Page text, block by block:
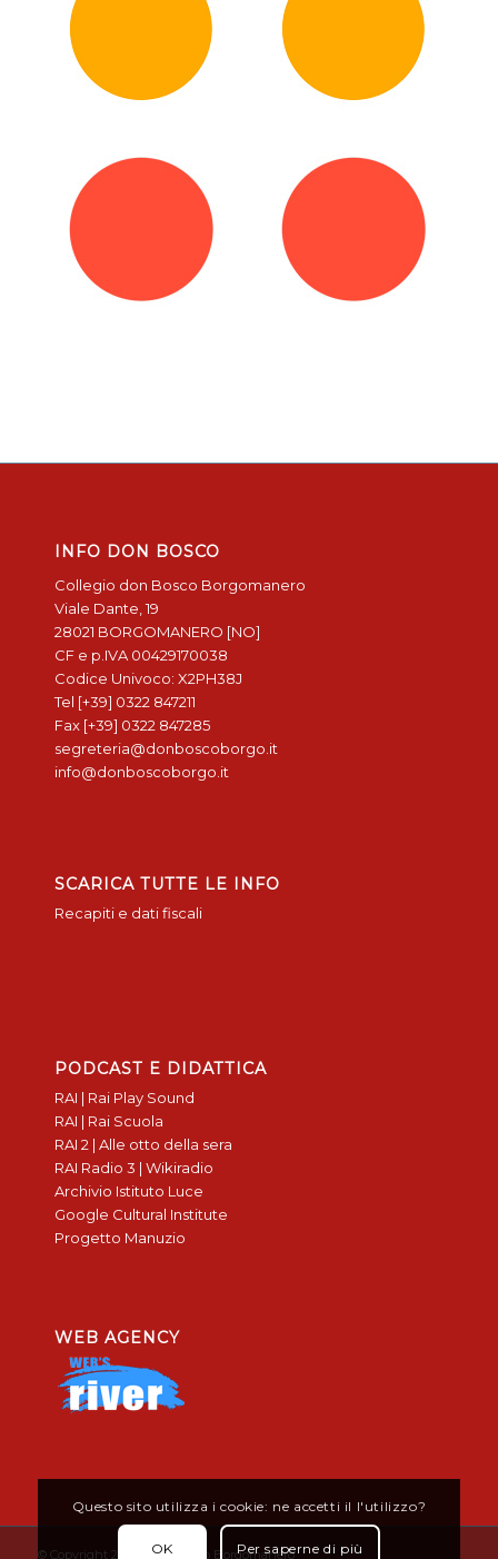
INFO DON BOSCO
Collegio don Bosco Borgomanero
Viale Dante, 19
28021 BORGOMANERO [NO]
CF e p.IVA 00429170038
Codice Univoco: X2PH38J
Tel [+39] 0322 847211
Fax [+39] 0322 847285
segreteria@donboscoborgo.it
info@donboscoborgo.it
SCARICA TUTTE LE INFO
Recapiti e dati fiscali
PODCAST E DIDATTICA
RAI | Rai Play Sound
RAI | Rai Scuola
RAI 2 | Alle otto della sera
RAI Radio 3 | Wikiradio
Archivio Istituto Luce
Google Cultural Institute
Progetto Manuzio
WEB AGENCY
© Copyright 2019 - Don Bosco Borgomanero
Questo sito utilizza i cookie: ne accetti il l'utilizzo?
OK Per saperne di più